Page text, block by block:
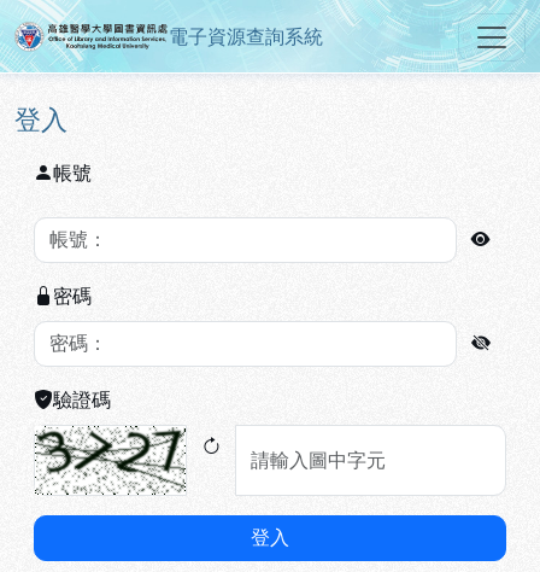
跳到主要內容
:::
高雄醫學大學圖書資訊處電子資
電子資源查詢系統
:::
登入
帳號
密碼
驗證碼
登入